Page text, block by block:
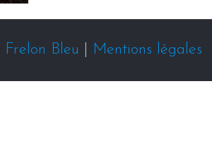
Frelon Bleu Mentions légales